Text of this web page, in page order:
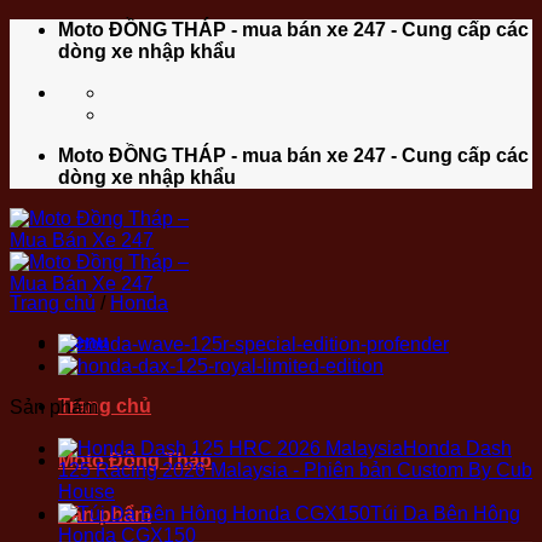
dung
Moto ĐỒNG THÁP - mua bán xe 247 - Cung cấp các
dòng xe nhập khẩu
Moto ĐỒNG THÁP - mua bán xe 247 - Cung cấp các
dòng xe nhập khẩu
Menu
Trang chủ
Moto Đồng Tháp
Sản phẩm
Trang chủ / Honda
Sản phẩm
Honda Dash
125 Racing 2026 Malaysia - Phiên bản Custom By Cub
House
Túi Da Bên Hông
Honda CGX150